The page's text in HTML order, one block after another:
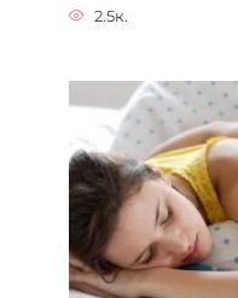
2.5к.